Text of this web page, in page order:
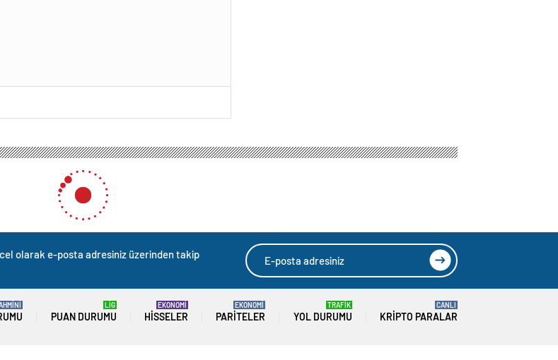
olarak e-posta adresiniz üzerinden takip
PUAN DURUMU
LİG
HISSELER
EKONOMİ
PARITELER
EKONOMİ
YOL DURUMU
TRAFİK
KRIPTO PARALAR
CANLI